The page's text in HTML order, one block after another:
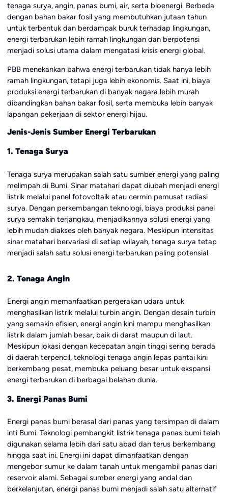
tenaga surya, angin, panas bumi, air, serta bioenergi. Berbeda
dengan bahan bakar fosil yang membutuhkan jutaan tahun
untuk terbentuk dan berdampak buruk terhadap lingkungan,
energi terbarukan lebih ramah lingkungan dan berpotensi
menjadi solusi utama dalam mengatasi krisis energi global.
PBB menekankan bahwa energi terbarukan tidak hanya lebih
ramah lingkungan, tetapi juga lebih ekonomis. Saat ini, biaya
produksi energi terbarukan di banyak negara lebih murah
dibandingkan bahan bakar fosil, serta membuka lebih banyak
lapangan pekerjaan di sektor energi hijau.
Jenis-Jenis Sumber Energi Terbarukan
1. Tenaga Surya
Tenaga surya merupakan salah satu sumber energi yang paling
melimpah di Bumi. Sinar matahari dapat diubah menjadi energi
listrik melalui panel fotovoltaik atau cermin pemusat radiasi
surya. Dengan perkembangan teknologi, biaya produksi panel
surya semakin terjangkau, menjadikannya solusi energi yang
lebih mudah diakses oleh banyak negara. Meskipun intensitas
sinar matahari bervariasi di setiap wilayah, tenaga surya tetap
menjadi salah satu solusi energi terbarukan paling potensial.
2. Tenaga Angin
Energi angin memanfaatkan pergerakan udara untuk
menghasilkan listrik melalui turbin angin. Dengan desain turbin
yang semakin efisien, energi angin kini mampu menghasilkan
listrik dalam jumlah besar, baik di darat maupun di laut.
Meskipun lokasi dengan kecepatan angin tinggi sering berada
di daerah terpencil, teknologi tenaga angin lepas pantai kini
berkembang pesat, membuka peluang besar untuk ekspansi
energi terbarukan di berbagai belahan dunia.
3. Energi Panas Bumi
Energi panas bumi berasal dari panas yang tersimpan di dalam
inti Bumi. Teknologi pembangkit listrik tenaga panas bumi telah
digunakan selama lebih dari satu abad dan terus berkembang
hingga saat ini. Energi ini dapat dimanfaatkan dengan
mengebor sumur ke dalam tanah untuk mengambil panas dari
reservoir alami. Sebagai sumber energi yang andal dan
berkelanjutan, energi panas bumi menjadi salah satu alternatif